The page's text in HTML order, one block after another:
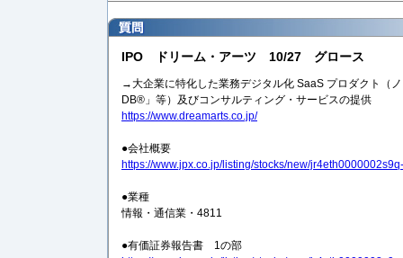
IPO ドリーム・アーツ 10/27 グロース
→大企業に特化した業務デジタル化 SaaS プロダクト（
DB®」等）及びコンサルティング・サービスの提供
https://www.dreamarts.co.jp/
●会社概要
https://www.jpx.co.jp/listing/stocks/new/
●業種
情報・通信業・4811
●有価証券報告書 1の部